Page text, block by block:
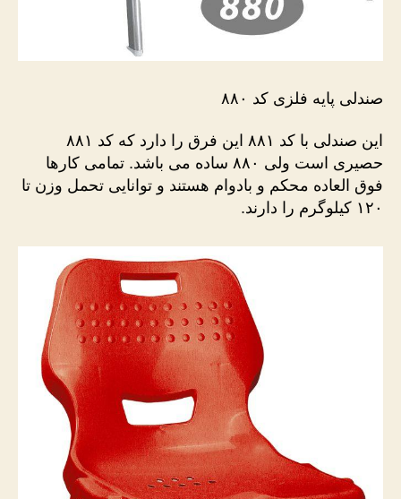
صندلی پایه فلزی کد ۸۸۰
این صندلی با کد ۸۸۱ این فرق را دارد که کد ۸۸۱
حصیری است ولی ۸۸۰ ساده می باشد. تمامی کارها
فوق العاده محکم و بادوام هستند و توانایی تحمل وزن تا
۱۲۰ کیلوگرم را دارند.